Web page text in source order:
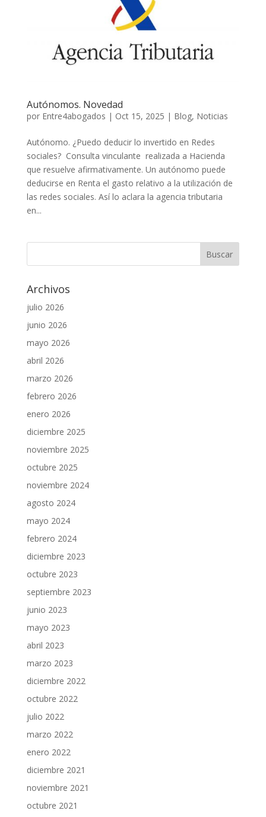
Autónomos. Novedad
por Entre4abogados | Oct 15, 2025 | Blog, Noticias
Autónomo. ¿Puedo deducir lo invertido en Redes
sociales? Consulta vinculante realizada a Hacienda
que resuelve afirmativamente. Un autónomo puede
deducirse en Renta el gasto relativo a la utilización de
las redes sociales. Así lo aclara la agencia tributaria
en...
Archivos
julio 2026
junio 2026
mayo 2026
abril 2026
marzo 2026
febrero 2026
enero 2026
diciembre 2025
noviembre 2025
octubre 2025
noviembre 2024
agosto 2024
mayo 2024
febrero 2024
diciembre 2023
octubre 2023
septiembre 2023
junio 2023
mayo 2023
abril 2023
marzo 2023
diciembre 2022
octubre 2022
julio 2022
marzo 2022
enero 2022
diciembre 2021
noviembre 2021
octubre 2021